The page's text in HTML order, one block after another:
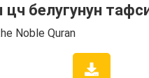
бeлyгyнyн
Noble Quran